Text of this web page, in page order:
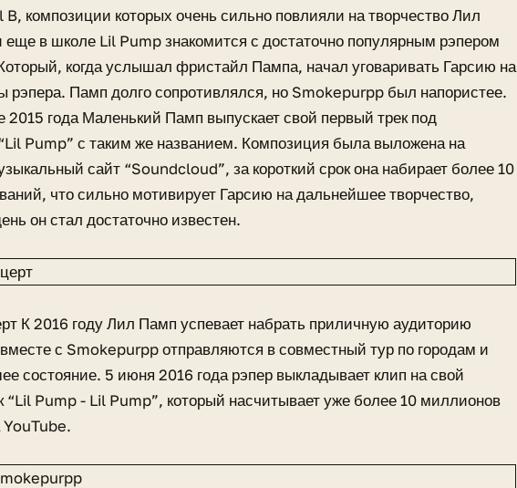
композиции которых очень сильно повлияли на творчество Лил
в школе Lil Pump знакомится с достаточно популярным рэпером
когда услышал фристайл Пампа, начал уговаривать Гарсию на
рэпера. Памп долго сопротивлялся, но Smokepurpp был напористее.
2015 года Маленький Памп выпускает свой первый трек под
Pump” с таким же названием. Композиция была выложена на
сайт “Soundcloud”, за короткий срок она набирает более 10
что сильно мотивирует Гарсию на дальнейшее творчество,
он стал достаточно известен.
К 2016 году Лил Памп успевает набрать приличную аудиторию
с Smokepurpp отправляются в совместный тур по городам и
состояние. 5 июня 2016 года рэпер выкладывает клип на свой
“Lil Pump - Lil Pump”, который насчитывает уже более 10 миллионов
YouTube.